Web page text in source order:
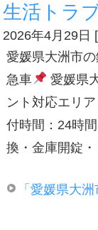
生活トラ
2026年4月29日 [
愛媛県大洲市
急車
愛媛県
ント対応エリ
付時間：24時
換・金庫開錠・
「愛媛県大